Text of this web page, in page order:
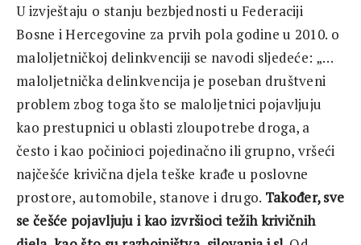
U izvještaju o stanju bezbjednosti u Federaciji
Bosne i Hercegovine za prvih pola godine u 2010. o
maloljetničkoj delinkvenciji se navodi sljedeće: „…
maloljetnička delinkvencija je poseban društveni
problem zbog toga što se maloljetnici pojavljuju
kao prestupnici u oblasti zloupotrebe droga, a
često i kao počinioci pojedinačno ili grupno, vršeći
najčešće krivična djela teške krađe u poslovne
prostore, automobile, stanove i drugo. Također, sve
se češće pojavljuju i kao izvršioci težih krivičnih